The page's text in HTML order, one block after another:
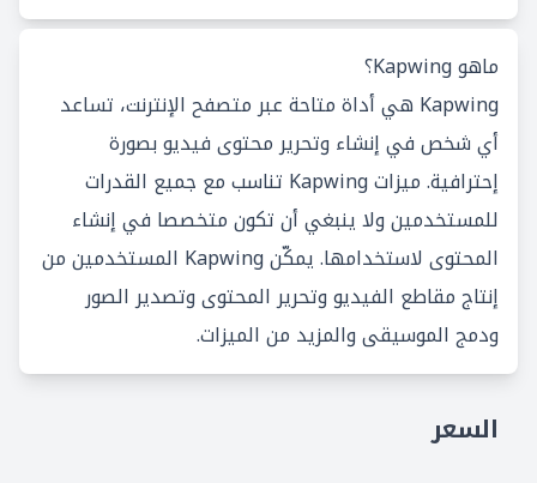
ماهو Kapwing؟
Kapwing هي أداة متاحة عبر متصفح الإنترنت، تساعد
أي شخص في إنشاء وتحرير محتوى فيديو بصورة
إحترافية. ميزات Kapwing تناسب مع جميع القدرات
للمستخدمين ولا ينبغي أن تكون متخصصا في إنشاء
المحتوى لاستخدامها. يمكّن Kapwing المستخدمين من
إنتاج مقاطع الفيديو وتحرير المحتوى وتصدير الصور
ودمج الموسيقى والمزيد من الميزات.
السعر